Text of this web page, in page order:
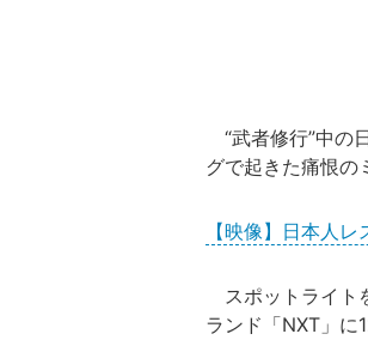
“武者修行”中の
グで起きた痛恨の
【映像】日本人
スポットライト
ランド「NXT」に